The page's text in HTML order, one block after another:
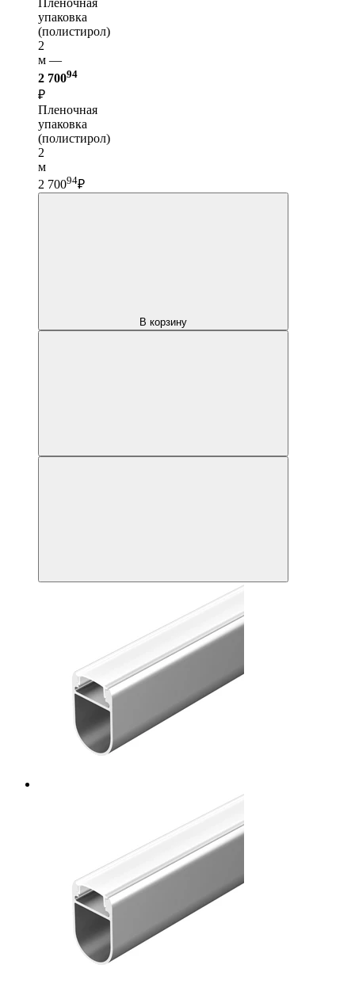
Пленочная
упаковка
(полистирол)
2
м —
2 70094
₽
Пленочная
упаковка
(полистирол)
2
м
2 70094₽
В корзину